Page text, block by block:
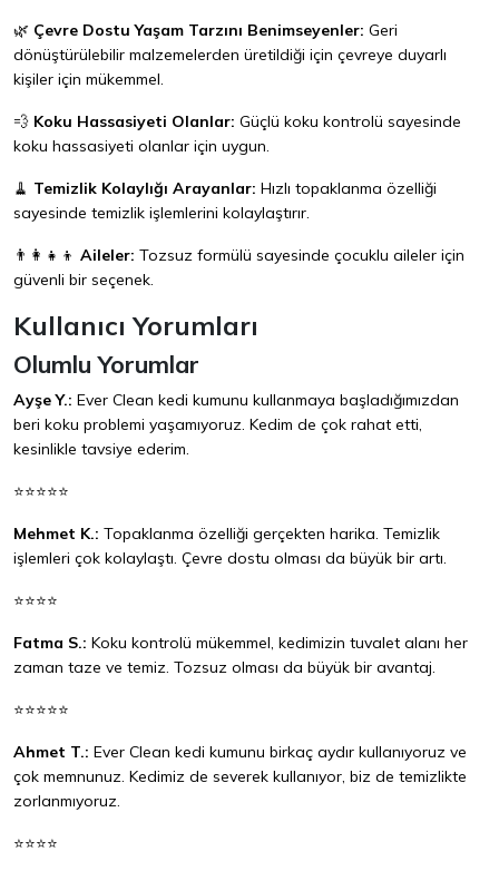
🌿 Çevre Dostu Yaşam Tarzını Benimseyenler: Geri
dönüştürülebilir malzemelerden üretildiği için çevreye duyarlı
kişiler için mükemmel.
💨 Koku Hassasiyeti Olanlar: Güçlü koku kontrolü sayesinde
koku hassasiyeti olanlar için uygun.
🧹 Temizlik Kolaylığı Arayanlar: Hızlı topaklanma özelliği
sayesinde temizlik işlemlerini kolaylaştırır.
👨‍👩‍👧‍👦 Aileler: Tozsuz formülü sayesinde çocuklu aileler için
güvenli bir seçenek.
Kullanıcı Yorumları
Olumlu Yorumlar
Ayşe Y.: Ever Clean kedi kumunu kullanmaya başladığımızdan
beri koku problemi yaşamıyoruz. Kedim de çok rahat etti,
kesinlikle tavsiye ederim.
⭐⭐⭐⭐⭐
Mehmet K.: Topaklanma özelliği gerçekten harika. Temizlik
işlemleri çok kolaylaştı. Çevre dostu olması da büyük bir artı.
⭐⭐⭐⭐
Fatma S.: Koku kontrolü mükemmel, kedimizin tuvalet alanı her
zaman taze ve temiz. Tozsuz olması da büyük bir avantaj.
⭐⭐⭐⭐⭐
Ahmet T.: Ever Clean kedi kumunu birkaç aydır kullanıyoruz ve
çok memnunuz. Kedimiz de severek kullanıyor, biz de temizlikte
zorlanmıyoruz.
⭐⭐⭐⭐